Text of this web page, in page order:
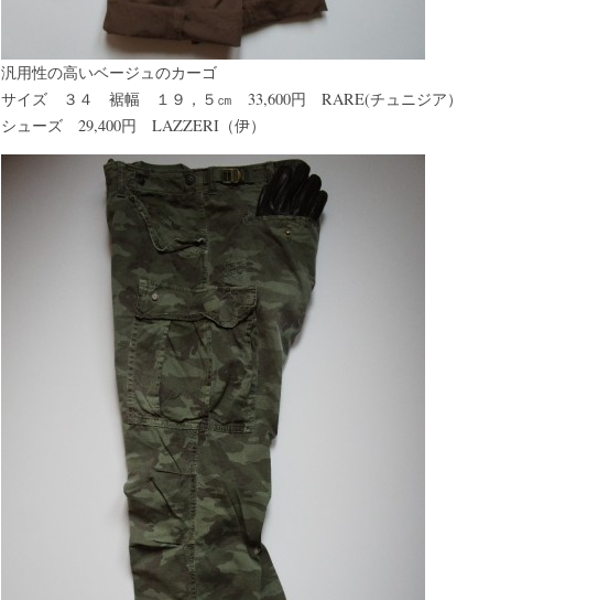
汎用性の高いベージュのカーゴ
サイズ ３４ 裾幅 １９，５㎝ 33,600円 RARE(チュニジア）
シューズ 29,400円 LAZZERI（伊）